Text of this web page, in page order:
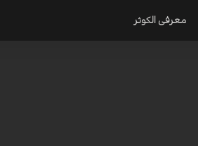
معرفی الکوثر